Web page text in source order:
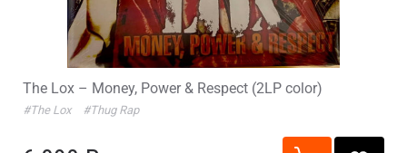
The Lox – Money, Power & Respect (2LP color)
#The Lox #Thug Rap